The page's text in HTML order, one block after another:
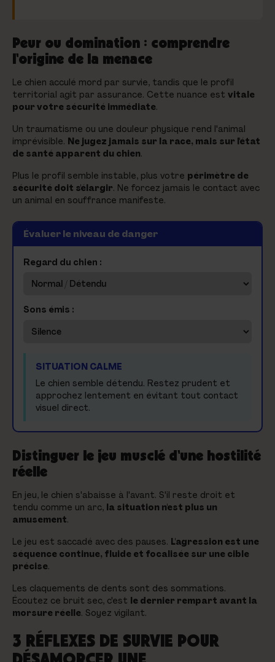
Peur ou domination : comprendre
l'origine de la menace
Le chien acculé mord par survie, tandis que le profil
territorial agit par assurance. Cette nuance est vitale
pour votre sécurité immédiate.
Un traumatisme ou une douleur physique rend l'animal
imprévisible. Ne jugez jamais sur la race, mais sur l'état
de santé apparent du chien.
Plus le profil semble instable, plus votre périmètre de
sécurité doit s'élargir. Ne forcez jamais le contact avec
un animal en souffrance manifeste.
Évaluer le niveau de danger
Regard du chien :
Sons émis :
SITUATION CALME
Le chien semble détendu. Restez prudent et
approchez lentement en évitant tout contact
visuel direct.
Distinguer le jeu musclé d'une hostilité
réelle
En jeu, le chien s'abaisse à l'avant. S'il reste droit et
tendu comme un arc, la situation n'est plus un
amusement.
Le jeu est saccadé avec des pauses. L'agression est une
séquence continue, fluide et focalisée sur une cible
précise.
Les claquements de dents sont des sommations.
Écoutez ce bruit sec, c'est le dernier rempart avant la
morsure réelle. Soyez vigilant.
3 RÉFLEXES DE SURVIE POUR